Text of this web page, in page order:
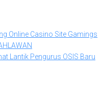
Online Casino Site Gamings
Lantik Pengurus OSIS Baru